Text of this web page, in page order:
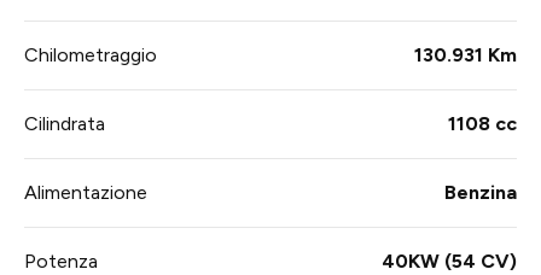
Chilometraggio 130.931 Km
Cilindrata 1108 cc
Alimentazione Benzina
Potenza 40KW (54 CV)